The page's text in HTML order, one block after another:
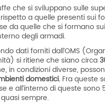
che si sviluppano sulle
a quelle presenti sui
da quelle che si formano
degli armadi.
dati forniti dall’OMS
si ritiene che siano circa
in condizioni diverse,
domestici.Fra queste
e all’interno di queste sono
sempre.